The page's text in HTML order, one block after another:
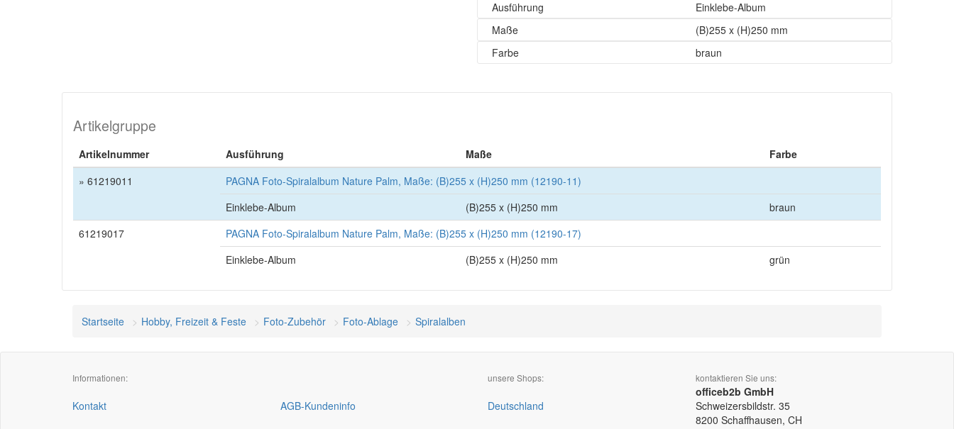
Ausführung
Einklebe-Album
Maße
(B)255 x (H)250 mm
Farbe
braun
Artikelgruppe
Artikelnummer Ausführung Maße
Farbe
» 61219011
PAGNA Foto-Spiralalbum Nature Palm, Maße: (B)255 x (H)250 mm (12190-11)
Einklebe-Album
(B)255 x (H)250 mm
braun
61219017
PAGNA Foto-Spiralalbum Nature Palm, Maße: (B)255 x (H)250 mm (12190-17)
Einklebe-Album
(B)255 x (H)250 mm grün
Startseite Hobby, Freizeit & Feste Foto-Zubehör Foto-Ablage Spiralalben
Informationen:
Kontakt
AGB-Kundeninfo
unsere Shops:
Deutschland
kontaktieren Sie uns:
officeb2b GmbH
Schweizersbildstr. 35
8200 Schaffhausen, CH